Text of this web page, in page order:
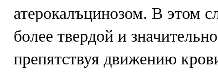
атерокалъцинозом. В этом
более твердой и
препятствуя движению